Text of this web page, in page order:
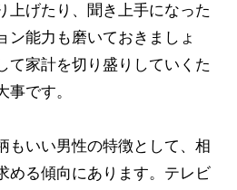
上げたり、聞き上手になった
ン能力も磨いておきましょ
て家計を切り盛りしていくた
です。
もいい男性の特徴として、相
める傾向にあります。テレビ